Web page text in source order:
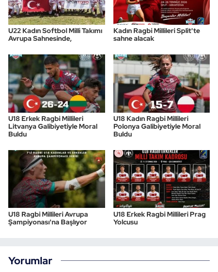
U22 Kadın Softbol Milli Takımı
Avrupa Sahnesinde,
Kadın Ragbi Millileri Split'te
sahne alacak
U18 Erkek Ragbi Millileri
Litvanya Galibiyetiyle Moral
Buldu
U18 Kadın Ragbi Millileri
Polonya Galibiyetiyle Moral
Buldu
U18 Ragbi Millileri Avrupa
Şampiyonası'na Başlıyor
U18 Erkek Ragbi Millileri Prag
Yolcusu
Yorumlar